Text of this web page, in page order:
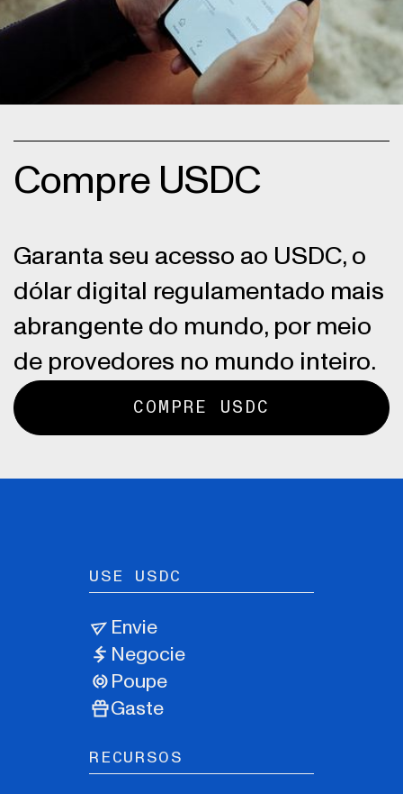
Compre USDC
Garanta seu acesso ao USDC, o
dólar digital regulamentado mais
abrangente do mundo, por meio
de provedores no mundo inteiro.
COMPRE USDC
USE USDC
Envie
Negocie
Poupe
Gaste
RECURSOS